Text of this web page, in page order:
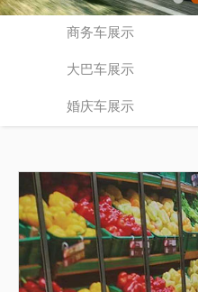
商务车展示
大巴车展示
婚庆车展示